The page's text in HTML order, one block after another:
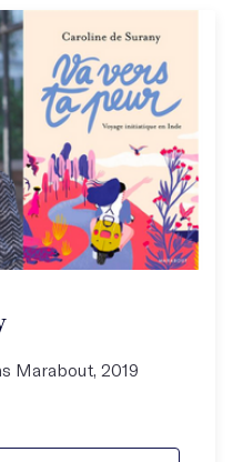
Marabout, 2019